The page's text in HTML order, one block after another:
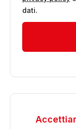
dati.